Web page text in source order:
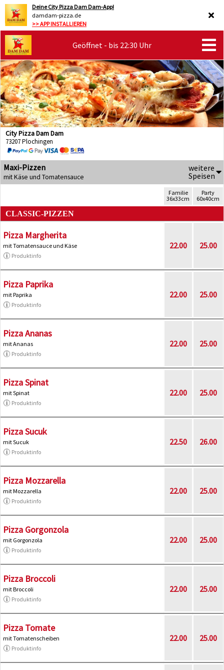
Deine City Pizza Dam Dam-App!
damdam-pizza.de
>> APP INSTALLIEREN
Geöffnet - bis 22:30 Uhr
City Pizza Dam Dam
73207 Plochingen
Maxi-Pizzen
mit Käse und Tomatensauce
weitere
Speisen
Familie
36x33cm
Party
60x40cm
CLASSIC-PIZZEN
Pizza Margherita
mit Tomatensauce und Käse
Produktinfo
22.00 25.00
Pizza Paprika
mit Paprika
Produktinfo
22.00 25.00
Pizza Ananas
mit Ananas
Produktinfo
22.00 25.00
Pizza Spinat
mit Spinat
Produktinfo
22.00 25.00
Pizza Sucuk
mit Sucuk
Produktinfo
22.50 26.00
Pizza Mozzarella
mit Mozzarella
Produktinfo
22.00 25.00
Pizza Gorgonzola
mit Gorgonzola
Produktinfo
22.00 25.00
Pizza Broccoli
mit Broccoli
Produktinfo
22.00 25.00
Pizza Tomate
mit Tomatenscheiben
Produktinfo
22.00 25.00